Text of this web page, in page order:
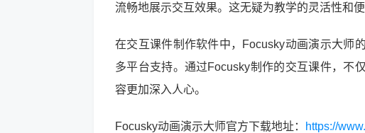
流畅地展示交互效果。这无疑为教学的灵活性和
在交互课件制作软件中，Focusky动画演示大师
多平台支持。通过Focusky制作的交互课件，不
容更加深入人心。
Focusky动画演示大师官方下载地址： https://